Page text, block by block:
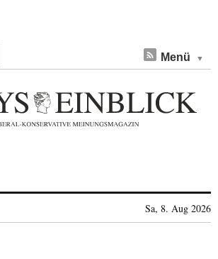
Menü
Sa, 8. Aug 2026